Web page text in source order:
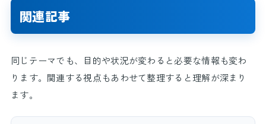
関連記事
同じテーマでも、目的や状況が変わると必要な情報も変わ
ります。関連する視点もあわせて整理すると理解が深まり
ます。